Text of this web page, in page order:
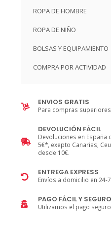
ROPA DE HOMBRE
ROPA DE NIÑO
BOLSAS Y EQUIPAMIENTO
COMPRA POR ACTIVIDAD
ENVIOS GRATIS
Para compras superiores
DEVOLUCIÓN FÁCIL
Devoluciones en España
5€*, exepto Canarias,
desde 10€.
ENTREGA EXPRESS
Envíos a domicilio en 24­-
PAGO FÁCIL Y SEGURO
Utilizamos el pago